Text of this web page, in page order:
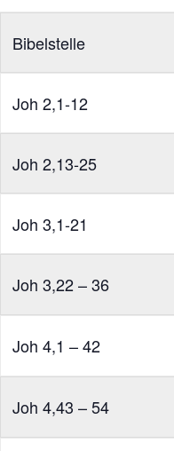
Bibelstelle
Joh 2,1-12
Joh 2,13-25
Joh 3,1-21
Joh 3,22 – 36
Joh 4,1 – 42
Joh 4,43 – 54